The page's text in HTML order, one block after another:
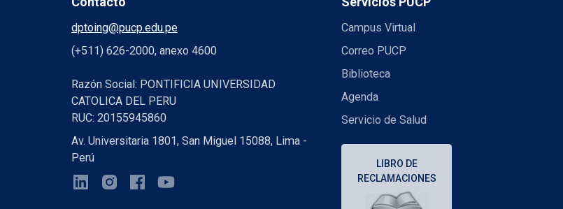
dptoing@pucp.edu.pe
(+511) 626-2000, anexo 4600
Razón Social: PONTIFICIA UNIVERSIDAD
CATOLICA DEL PERU
RUC: 20155945860
Av. Universitaria 1801, San Miguel 15088, Lima -
Perú
Campus Virtual
Correo PUCP
Biblioteca
Agenda
Servicio de Salud
LIBRO DE
RECLAMACIONES